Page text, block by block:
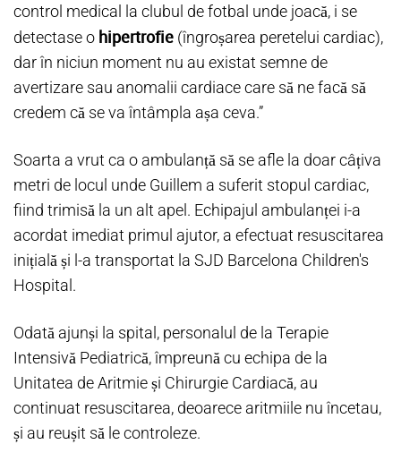
control medical la clubul de fotbal unde joacă, i se
detectase o hipertrofie (îngroșarea peretelui cardiac),
dar în niciun moment nu au existat semne de
avertizare sau anomalii cardiace care să ne facă să
credem că se va întâmpla așa ceva.”
Soarta a vrut ca o ambulanță să se afle la doar câțiva
metri de locul unde Guillem a suferit stopul cardiac,
fiind trimisă la un alt apel. Echipajul ambulanței i-a
acordat imediat primul ajutor, a efectuat resuscitarea
inițială și l-a transportat la SJD Barcelona Children's
Hospital.
Odată ajunși la spital, personalul de la Terapie
Intensivă Pediatrică, împreună cu echipa de la
Unitatea de Aritmie și Chirurgie Cardiacă, au
continuat resuscitarea, deoarece aritmiile nu încetau,
și au reușit să le controleze.